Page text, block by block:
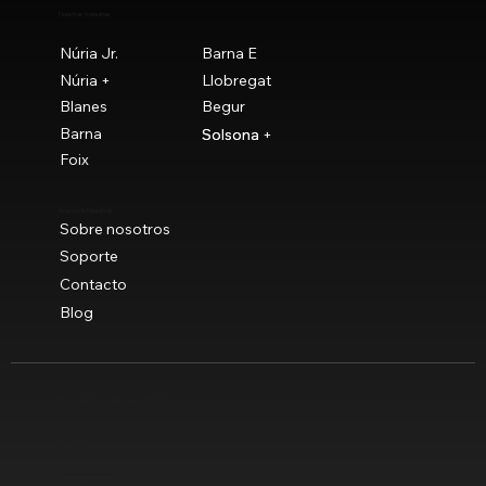
Núria Jr.
Barna E
Núria +
Llobregat
Blanes
Begur
Barna
Solsona
Foix
Solsona +
Sobre nosotros
Soporte
Contacto
Blog